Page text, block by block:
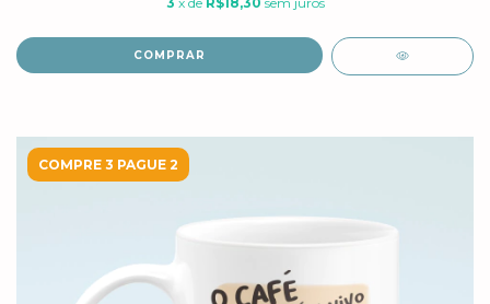
COMPRAR
COMPRE 3 PAGUE 2